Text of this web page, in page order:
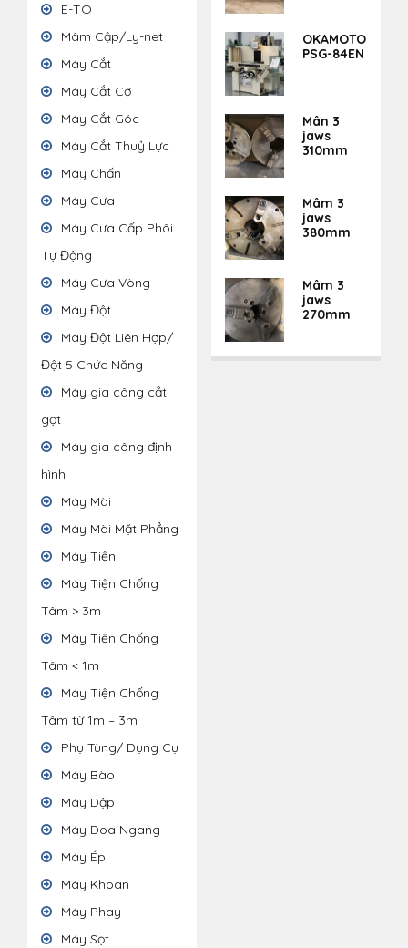
E-TO
Mâm Cập/Ly-net
Máy Cắt
Máy Cắt Cơ
Máy Cắt Góc
Máy Cắt Thuỷ Lực
Máy Chấn
Máy Cưa
Máy Cưa Cấp Phôi
Tự Động
Máy Cưa Vòng
Máy Đột
Máy Đột Liên Hợp/
Đột 5 Chức Năng
Máy gia công cắt
gọt
Máy gia công định
hình
Máy Mài
Máy Mài Mặt Phẳng
Máy Tiện
Máy Tiện Chống
Tâm > 3m
Máy Tiện Chống
Tâm < 1m
Máy Tiện Chống
Tâm từ 1m – 3m
Phụ Tùng/ Dụng Cụ
Máy Bào
Máy Dập
Máy Doa Ngang
Máy Ép
Máy Khoan
Máy Phay
Máy Sọt
OKAMOTO
PSG-84EN
Mân 3
jaws
310mm
Mâm 3
jaws
380mm
Mâm 3
jaws
270mm